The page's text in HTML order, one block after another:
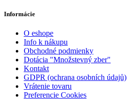
Informácie
O eshope
Info k nákupu
Obchodné podmienky
Dotácia "Množstevný zber"
Kontakt
GDPR (ochrana osobních údajů)
Vrátenie tovaru
Preferencie Cookies